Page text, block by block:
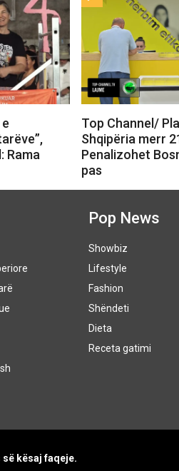
Rama
Top Channel/
Shqipëria merr
Penalizohet
pas
Pop News
Showbiz
Lifestyle
Fashion
Shëndeti
Dieta
Receta gatimi
kësaj faqeje.